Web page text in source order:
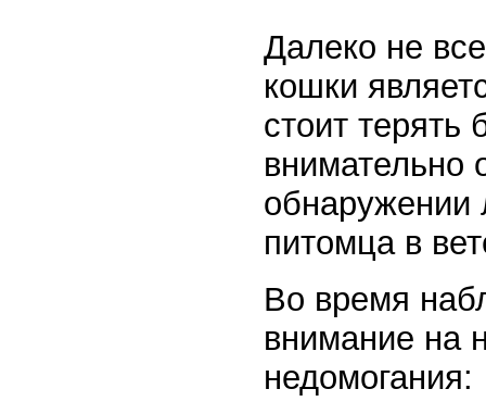
Далеко не
кошки
стоит терять
внимательно
обнаружении
питомца в
Во время
внимание на
недомогания: